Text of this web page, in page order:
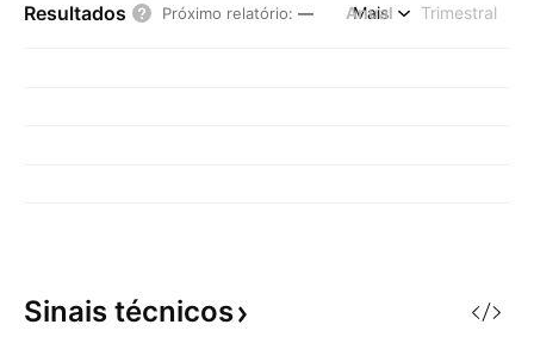
Resultados Próximo relatório: — Anual Trimestral
Mais
Sinais técnicos